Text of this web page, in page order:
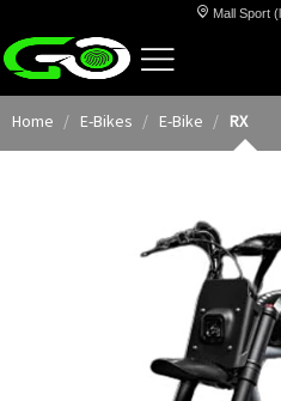
Mall Sport
Home E-Bikes E-Bike RX